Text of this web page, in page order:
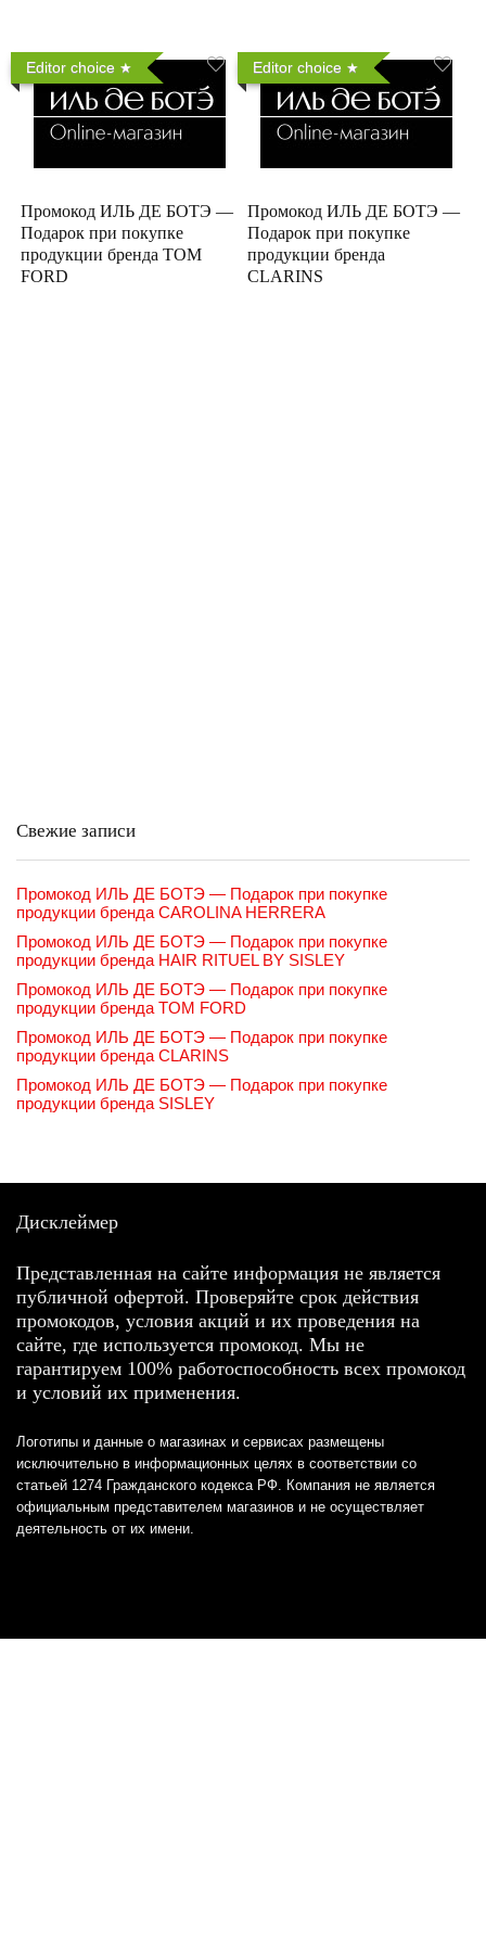
Editor choice
Промокод ИЛЬ ДЕ БОТЭ —
Подарок при покупке
продукции бренда TOM
FORD
Editor choice
Промокод ИЛЬ ДЕ БОТЭ —
Подарок при покупке
продукции бренда
CLARINS
Свежие записи
Промокод ИЛЬ ДЕ БОТЭ — Подарок при покупке
продукции бренда CAROLINA HERRERA
Промокод ИЛЬ ДЕ БОТЭ — Подарок при покупке
продукции бренда HAIR RITUEL BY SISLEY
Промокод ИЛЬ ДЕ БОТЭ — Подарок при покупке
продукции бренда TOM FORD
Промокод ИЛЬ ДЕ БОТЭ — Подарок при покупке
продукции бренда CLARINS
Промокод ИЛЬ ДЕ БОТЭ — Подарок при покупке
продукции бренда SISLEY
Дисклеймер
Представленная на сайте информация не является
публичной офертой. Проверяйте срок действия
промокодов, условия акций и их проведения на
сайте, где используется промокод. Мы не
гарантируем 100% работоспособность всех промокод
и условий их применения.
Логотипы и данные о магазинах и сервисах размещены
исключительно в информационных целях в соответствии со
статьей 1274 Гражданского кодекса РФ. Компания не является
официальным представителем магазинов и не осуществляет
деятельность от их имени.